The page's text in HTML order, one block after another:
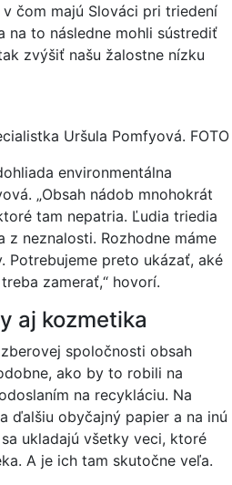
čom majú Slováci pri triedení
na to následne mohli sústrediť
zvýšiť našu žalostne nízku
Uršula Pomfyová. FOTO
environmentálna
„Obsah nádob mnohokrát
tam nepatria. Ľudia triedia
z neznalosti. Rozhodne máme
Potrebujeme preto ukázať, aké
zamerať,“ hovorí.
aj kozmetika
spoločnosti obsah
ako by to robili na
na recykláciu. Na
ďalšiu obyčajný papier a na inú
ukladajú všetky veci, ktoré
A je ich tam skutočne veľa.